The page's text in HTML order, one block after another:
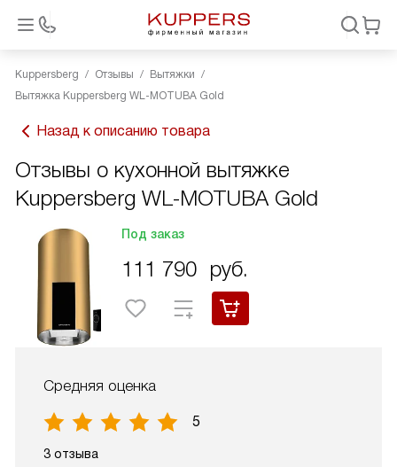
Kuppersberg Отзывы
Вытяжки
Вытяжка Kuppersberg WL-MOTUBA Gold
Назад к описанию товара
Отзывы о кухонной вытяжке
Kuppersberg WL-MOTUBA Gold
Под заказ
111 790 руб.
Средняя оценка
5
3 отзыва